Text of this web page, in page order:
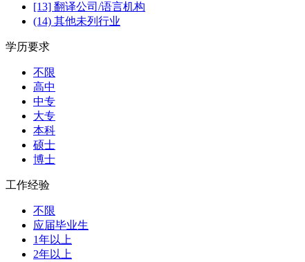
[13] 翻译公司/语言机构
(14) 其他未列行业
学历要求
不限
高中
中专
大专
本科
硕士
博士
工作经验
不限
应届毕业生
1年以上
2年以上